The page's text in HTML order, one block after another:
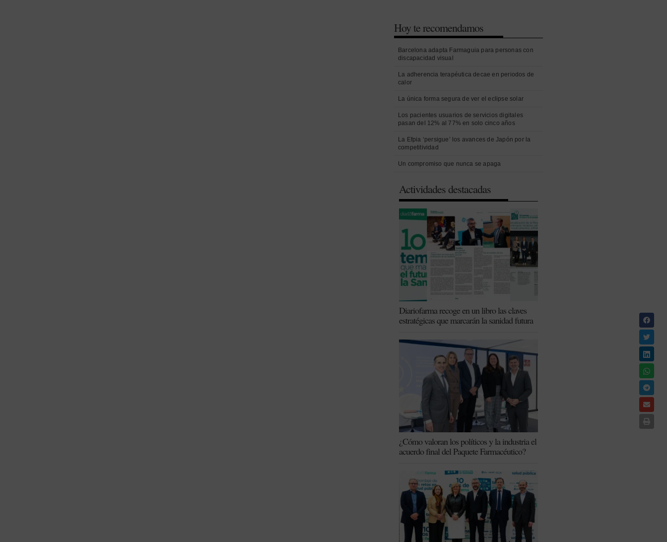
Hoy te recomendamos
Barcelona adapta Farmaguia para personas con
discapacidad visual
La adherencia terapéutica decae en periodos de
calor
La única forma segura de ver el eclipse solar
Los pacientes usuarios de servicios digitales
pasan del 12% al 77% en solo cinco años
La Efpia ‘persigue’ los avances de Japón por la
competitividad
Un compromiso que nunca se apaga
Actividades destacadas
Diariofarma recoge en un libro las claves
estratégicas que marcarán la sanidad futura
¿Cómo valoran los políticos y la industria el
acuerdo final del Paquete Farmacéutico?